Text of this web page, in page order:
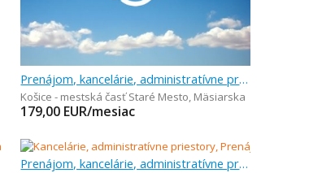
Prenájom, kancelárie, administratívne priestory, 18 m
Košice - mestská časť Staré Mesto, Mäsiarska
179,00 EUR/mesiac
Prenájom, kancelárie, administratívne priestory, 37,5 m